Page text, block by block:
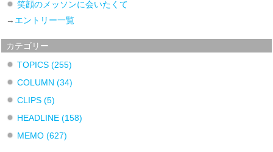
笑顔のメッソンに会いたくて
→ エントリー一覧
カテゴリー
TOPICS (255)
COLUMN (34)
CLIPS (5)
HEADLINE (158)
MEMO (627)